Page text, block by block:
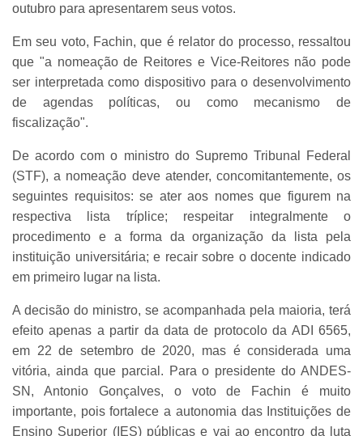
outubro para apresentarem seus votos.
Em seu voto, Fachin, que é relator do processo, ressaltou
que "a nomeação de Reitores e Vice-Reitores não pode
ser interpretada como dispositivo para o desenvolvimento
de agendas políticas, ou como mecanismo de
fiscalização".
De acordo com o ministro do Supremo Tribunal Federal
(STF), a nomeação deve atender, concomitantemente, os
seguintes requisitos: se ater aos nomes que figurem na
respectiva lista tríplice; respeitar integralmente o
procedimento e a forma da organização da lista pela
instituição universitária; e recair sobre o docente indicado
em primeiro lugar na lista.
A decisão do ministro, se acompanhada pela maioria, terá
efeito apenas a partir da data de protocolo da ADI 6565,
em 22 de setembro de 2020, mas é considerada uma
vitória, ainda que parcial. Para o presidente do ANDES-
SN, Antonio Gonçalves, o voto de Fachin é muito
importante, pois fortalece a autonomia das Instituições de
Ensino Superior (IES) públicas e vai ao encontro da luta